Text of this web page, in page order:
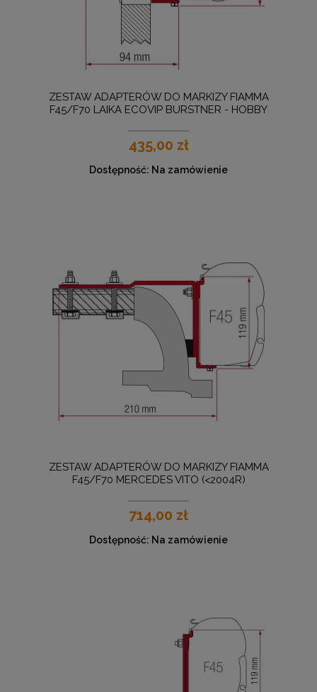
ZESTAW ADAPTERÓW DO MARKIZY FIAMMA
F45/F70 LAIKA ECOVIP BURSTNER - HOBBY
435,00 zł
Dostępność: Na zamówienie
ZESTAW ADAPTERÓW DO MARKIZY FIAMMA
F45/F70 MERCEDES VITO (<2004R)
714,00 zł
Dostępność: Na zamówienie